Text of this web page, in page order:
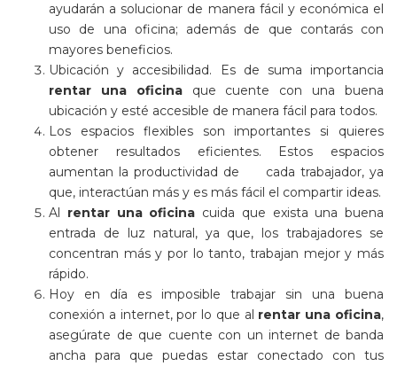
ayudarán a solucionar de manera fácil y económica el
uso de una oficina; además de que contarás con
mayores beneficios.
Ubicación y accesibilidad. Es de suma importancia
rentar una oficinaque cuente con una buena
ubicación y esté accesible de manera fácil para todos.
Los espacios flexibles son importantes si quieres
obtener resultados eficientes. Estos espacios
aumentan la productividad de cada trabajador, ya
que, interactúan más y es más fácil el compartir ideas.
Al rentar una oficina cuida que exista una buena
entrada de luz natural, ya que, los trabajadores se
concentran más y por lo tanto, trabajan mejor y más
rápido.
Hoy en día es imposible trabajar sin una buena
conexión a internet, por lo que al rentar una oficina,
asegúrate de que cuente con un internet de banda
ancha para que puedas estar conectado con tus